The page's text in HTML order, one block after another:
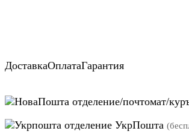
ДоставкаОплатаГарантия
отделение/почтомат/
отделение УкрПошта